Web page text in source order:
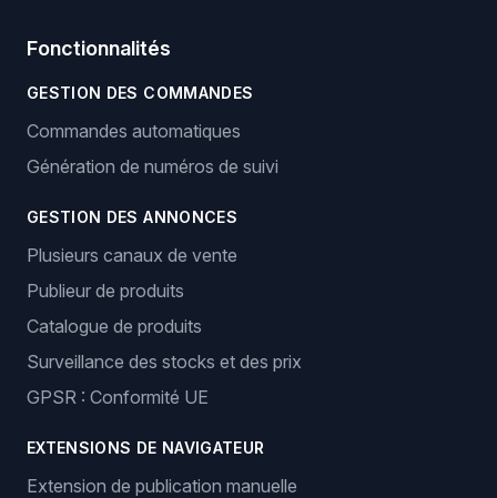
Fonctionnalités
GESTION DES COMMANDES
Commandes automatiques
Génération de numéros de suivi
GESTION DES ANNONCES
Plusieurs canaux de vente
Publieur de produits
Catalogue de produits
Surveillance des stocks et des prix
GPSR : Conformité UE
EXTENSIONS DE NAVIGATEUR
Extension de publication manuelle